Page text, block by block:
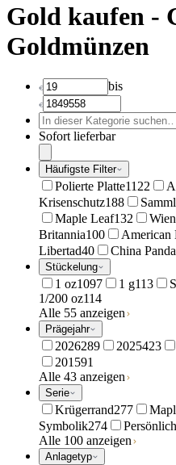
Gold kaufen -
Goldmünzen
bis
Sofort lieferbar
Häufigste Filter
Polierte Platte1122
Krisenschutz188
Maple Leaf132
Britannia100 American
Libertad40 China Panda
Stückelung
1 oz1097 1 g113
1/200 oz114
Alle 55 anzeigen
Prägejahr
2026289 2025423
201591
Alle 43 anzeigen
Serie
Krügerrand277
Symbolik274
Alle 100 anzeigen
Anlagetyp